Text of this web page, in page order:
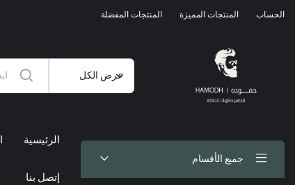
الحساب المنتجات المميزة المنتجات المفضلة
جميع الأقسام
الرئيسية
إتصل بنا